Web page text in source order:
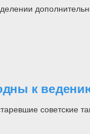
к
советские